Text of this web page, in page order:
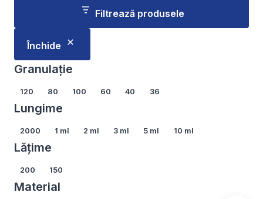
multe
variații.
Opțiunile
alese
pagina
produsului.
Filtrează produsele
Închide
Granulație
Granulație
120 80 100 60 40 36
Lungime
Lungime
2000 1 ml 2 ml 3 ml 5 ml 10 ml
Lățime
Lățime
200 150
Material